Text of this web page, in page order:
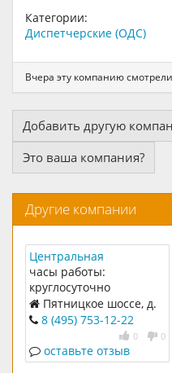
Категории:
Диспетчерские (ОДС)
Вчера эту компанию
Добавить другую
Это ваша компания?
Другие компании
Центральная
Диспетчерская служба
часы работы:
круглосуточно
Пятницкое шоссе, д.
238 (495) 753-12-22
0 0
оставьте отзыв